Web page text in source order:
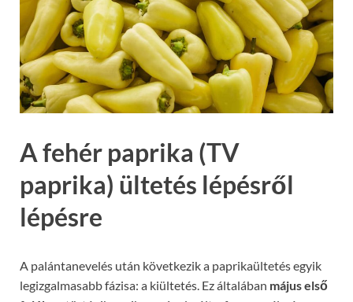
A fehér paprika (TV
paprika) ültetés lépésről
lépésre
A palántanevelés után következik a paprikaültetés egyik
legizgalmasabb fázisa: a kiültetés. Ez általában május első